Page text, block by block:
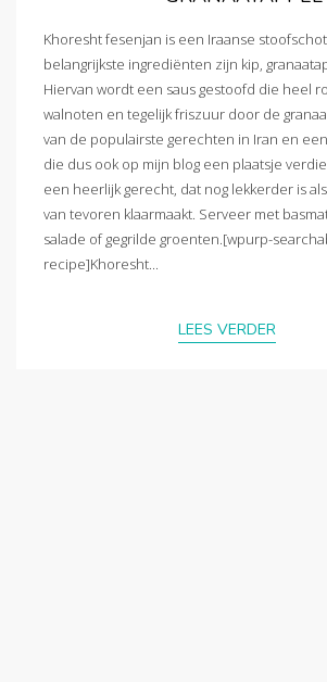
Khoresht fesenjan is een Iraanse
belangrijkste ingrediënten zijn kip,
Hiervan wordt een saus gestoofd die heel
walnoten en tegelijk friszuur door de
van de populairste gerechten in Iran en
die dus ook op mijn blog een plaatsje
een heerlijk gerecht, dat nog lekkerder is
van tevoren klaarmaakt. Serveer met
salade of gegrilde groenten.[wpurp-
recipe]Khoresht...
LEES VERDER